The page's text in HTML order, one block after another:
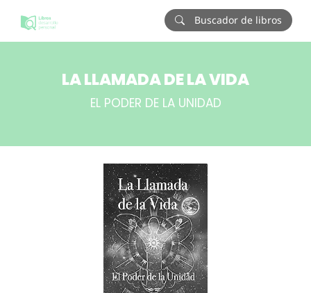
Buscador de libros
LA LLAMADA DE LA VIDA
EL PODER DE LA UNIDAD